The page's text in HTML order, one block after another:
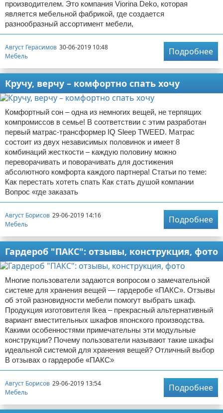
производителем. Это компания Viorina Deko, которая
является мебельной фабрикой, где создается
разнообразный ассортимент мебели,
Август Герасимов 30-06-2019 10:48
Мебель
Подробнее
Кручу, верчу – комфортно спать хочу
Комфортный сон – одна из немногих вещей, не терпящих
компромиссов в семье! В соответствии с этим разработан
первый матрас-трансформер IQ Sleep TWEED. Матрас
состоит из двух независимых половинок и имеет 8
комбинаций жесткости – каждую половину можно
переворачивать и поворачивать для достижения
абсолютного комфорта каждого партнера! Статьи по теме:
Как перестать хотеть спать Как стать душой компании
Вопрос «где заказать
Август Борисов 29-06-2019 14:16
Мебель
Подробнее
Гардероб "ПАКС": отзывы, конструкция, фото
Многие пользователи задаются вопросом о замечательной
системе для хранения вещей — гардеробе «ПАКС». Отзывы
об этой разновидности мебели помогут выбрать шкаф.
Продукция изготовителя Ikea – прекрасный альтернативный
вариант вместительных шкафов японского производства.
Какими особенностями примечательны эти модульные
конструкции? Почему пользователи называют такие шкафы
идеальной системой для хранения вещей? Отличный выбор
В отзывах о гардеробе «ПАКС»
Август Борисов 29-06-2019 13:54
Мебель
Подробнее